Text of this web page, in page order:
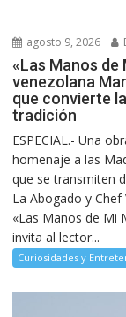
agosto 9, 2026
«Las Manos de
venezolana
que convierte
tradición
ESPECIAL.- Una
homenaje a las
que se transmiten
La Abogado y
«Las Manos de Mi
invita al lector...
Curiosidades y